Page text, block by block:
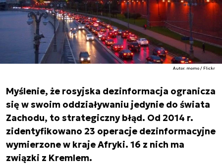
Autor. momo / Flickr
Myślenie, że rosyjska dezinformacja ogranicza
się w swoim oddziaływaniu jedynie do świata
Zachodu, to strategiczny błąd. Od 2014 r.
zidentyfikowano 23 operacje dezinformacyjne
wymierzone w kraje Afryki. 16 z nich ma
związki z Kremlem.